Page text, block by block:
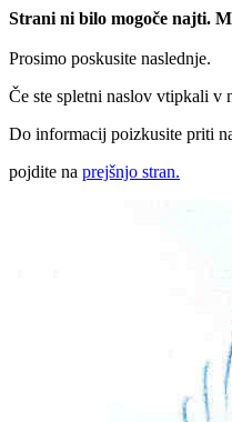
Strani ni bilo mogoče najti.
Prosimo poskusite naslednje.
Če ste spletni naslov vtipkali v
Do informacij poizkusite priti
pojdite na prejšnjo stran.